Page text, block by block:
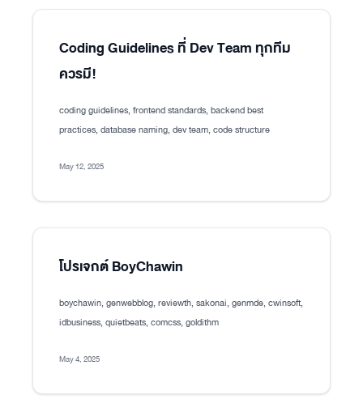
Coding Guidelines ที่ Dev Team ทุกทีม
ควรมี!
coding guidelines, frontend standards, backend best
practices, database naming, dev team, code structure
May 12, 2025
โปรเจกต์ BoyChawin
boychawin, genwebblog, reviewth, sakonai, genmde, cwinsoft,
idbusiness, quietbeats, comcss, goldithm
May 4, 2025